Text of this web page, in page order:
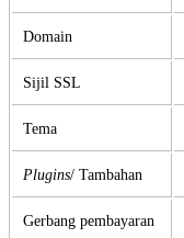
Domain
Sijil SSL
Tema
Plugins/ Tambahan
Gerbang pembayaran